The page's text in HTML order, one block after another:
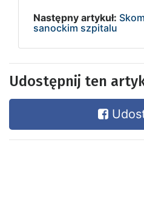
Następny artykuł:
sanockim szpitalu
Udostępnij ten